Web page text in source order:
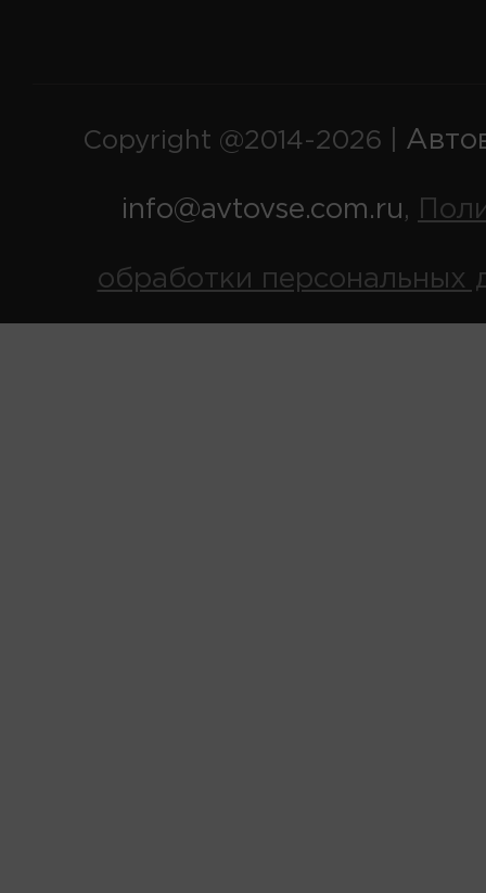
Copyright @2014-2026 |
info@avtovse.com.ru,
обработки персональных